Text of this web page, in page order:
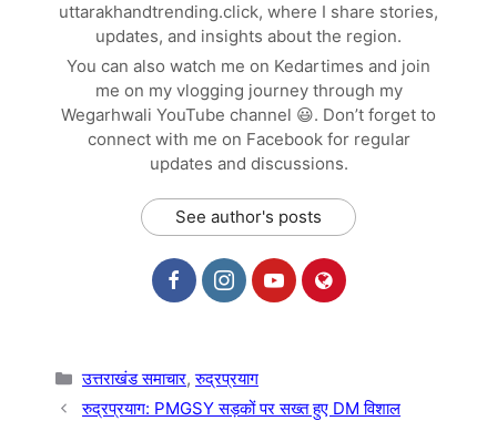
uttarakhandtrending.click, where I share stories,
updates, and insights about the region.
You can also watch me on Kedartimes and join
me on my vlogging journey through my
Wegarhwali YouTube channel 😃. Don’t forget to
connect with me on Facebook for regular
updates and discussions.
See author's posts
Categories
उत्तराखंड समाचार,रुद्रप्रयाग
रुद्रप्रयाग: PMGSY सड़कों पर सख्त हुए DM विशाल